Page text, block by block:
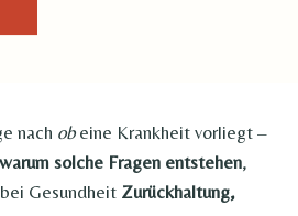
nach obeine Krankheit vorliegt –
warum solche Fragen entstehen,
Gesundheit Zurückhaltung,